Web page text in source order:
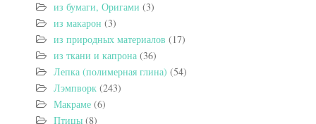
из бумаги, Оригами (3)
из макарон (3)
из природных материалов (17)
из ткани и капрона (36)
Лепка (полимерная глина) (54)
Лэмпворк (243)
Макраме (6)
Птицы (8)